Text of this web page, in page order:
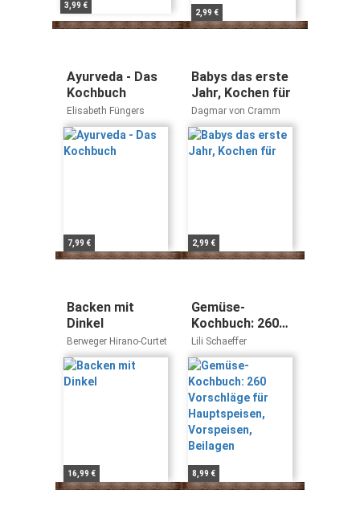
3,99 €
2,99 €
Ayurveda - Das
Kochbuch
Elisabeth Füngers
7,99 €
Babys das erste
Jahr, Kochen für
Dagmar von Cramm
2,99 €
Backen mit
Dinkel
Berweger Hirano-Curtet
16,99 €
Gemüse-
Kochbuch: 260
Vorschläge für
Hauptspeisen,
Vorspeisen,
Beilagen
Lili Schaeffer
8,99 €